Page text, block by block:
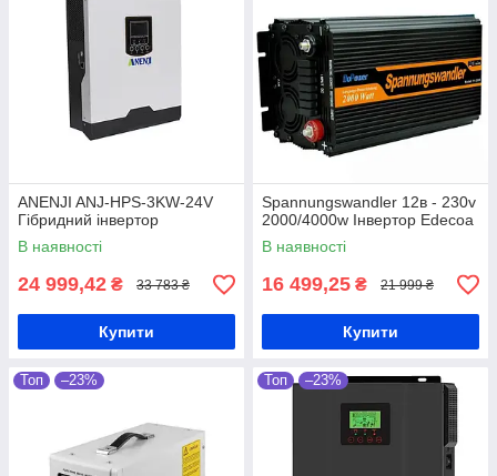
ANENJI ANJ-HPS-3KW-24V
Гібридний інвертор
В наявності
24 999,42 ₴ 33 783 ₴
Купити
Spannungswandler 12в - 230v
2000/4000w Інвертор Edecoa
В наявності
16 499,25 ₴ 21 999 ₴
Купити
Топ –23% Топ –23%